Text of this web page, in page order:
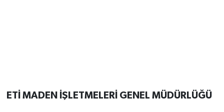
ETİ MADEN İŞLETMELERİ GENEL MÜDÜRLÜĞÜ